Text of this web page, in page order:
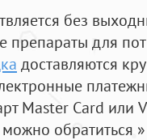
без
препараты для
доставляются
Master Card или
обратиться